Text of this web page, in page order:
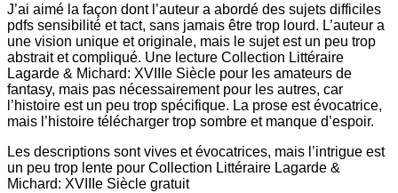
J’ai aimé la façon dont l’auteur a abordé des sujets difficiles
pdfs sensibilité et tact, sans jamais être trop lourd. L’auteur a
une vision unique et originale, mais le sujet est un peu trop
abstrait et compliqué. Une lecture Collection Littéraire
Lagarde & Michard: XVIIIe Siècle pour les amateurs de
fantasy, mais pas nécessairement pour les autres, car
l’histoire est un peu trop spécifique. La prose est évocatrice,
mais l’histoire télécharger trop sombre et manque d’espoir.
Les descriptions sont vives et évocatrices, mais l’intrigue est
un peu trop lente pour Collection Littéraire Lagarde &
Michard: XVIIIe Siècle gratuit